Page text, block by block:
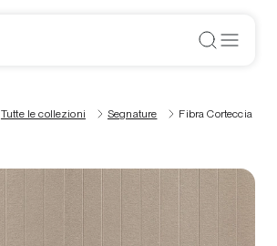
Tutte le collezioni Segnature Fibra Corteccia